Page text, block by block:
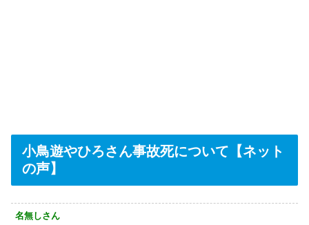
小鳥遊やひろさん事故死について【ネット
の声】
名無しさん